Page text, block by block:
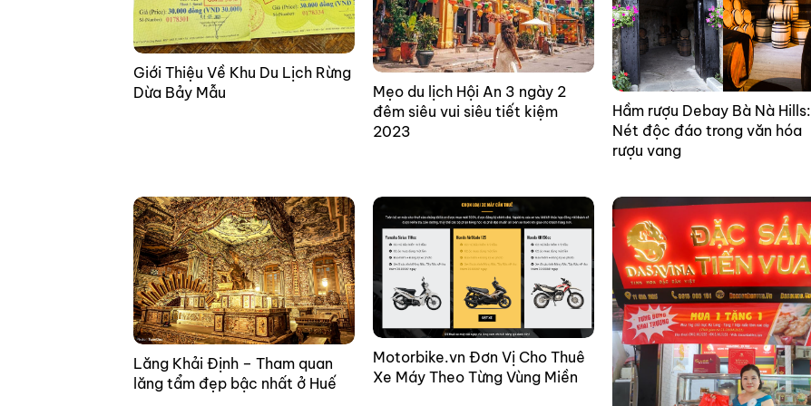
Giới Thiệu Về Khu Du Lịch Rừng
Dừa Bảy Mẫu
Mẹo du lịch Hội An 3 ngày 2
đêm siêu vui siêu tiết kiệm
2023
Hầm rượu Debay Bà Nà Hills:
Nét độc đáo trong văn hóa
rượu vang
Lăng Khải Định – Tham quan
lăng tẩm đẹp bậc nhất ở Huế
Motorbike.vn Đơn Vị Cho Thuê
Xe Máy Theo Từng Vùng Miền